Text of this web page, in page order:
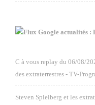
Google actualités :
C à vous replay du 06/08/
des extraterrestres - TV-
Steven Spielberg et les